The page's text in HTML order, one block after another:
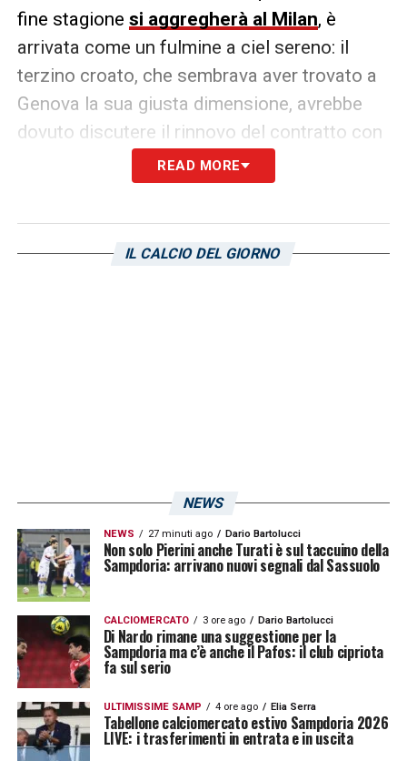
fine stagione si aggregherà al Milan, è
arrivata come un fulmine a ciel sereno: il
terzino croato, che sembrava aver trovato a
Genova la sua giusta dimensione, avrebbe
dovuto discutere il rinnovo del contratto con
la società blucerchiata, ma stando a quanto
appurato dalla nostra redazione, le sue
troppo esose, non in linea con i parametri
riguarda Giampaolo, lasciare con ogni
probabilitàStrinic in panchinaper il resto
della stagione, dato che a poco servirebbe il
contributo di un giocatore già in odore di
cessione. Andranno perciò valutate delle
alternative
riapriranno le porte del calciomercato e che,
come la società blucerchiata si auspica,
READ MORE
IL CALCIO DEL GIORNO
NEWS
NEWS 27 minuti ago Dario Bartolucci
Non solo Pierini anche Turati è sul taccuino della
Sampdoria: arrivano nuovi segnali dal Sassuolo
CALCIOMERCATO 3 ore ago Dario Bartolucci
Di Nardo rimane una suggestione per la
Sampdoria ma c’è anche il Pafos: il club cipriota
fa sul serio
ULTIMISSIME SAMP 4 ore ago Elia Serra
Tabellone calciomercato estivo Sampdoria 2026
LIVE: i trasferimenti in entrata e in uscita